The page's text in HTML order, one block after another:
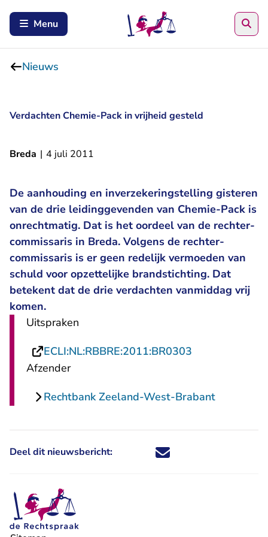
Menu
Nieuws
Verdachten Chemie-Pack in vrijheid gesteld
Breda | 4 juli 2011
De aanhouding en inverzekeringstelling gisteren
van de drie leidinggevenden van Chemie-Pack is
onrechtmatig. Dat is het oordeel van de rechter-
commissaris in Breda. Volgens de rechter-
commissaris is er geen redelijk vermoeden van
schuld voor opzettelijke brandstichting. Dat
betekent dat de drie verdachten vanmiddag vrij
komen.
Uitspraken
ECLI:NL:RBBRE:2011:BR0303
Afzender
Rechtbank Zeeland-West-Brabant
Deel dit nieuwsbericht: Deel dit nieuwsbericht via X -
Deel dit nieuwsbericht via
Deel dit nieuwsbericht
Deel dit